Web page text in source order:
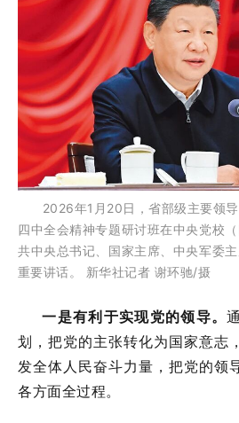
2026年1月20日，省部级主要领
四中全会精神专题研讨班在中央党校
共中央总书记、国家主席、中央军委
重要讲话。 新华社记者 谢环驰/摄
一是有利于实现党的领导。
划，把党的主张转化为国家意志
发全体人民奋斗力量，把党的领
各方面全过程。